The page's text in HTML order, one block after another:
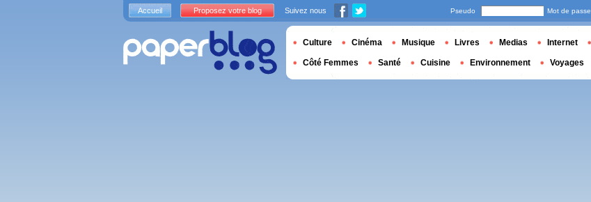
Accueil Proposez votre blog Suivez nous Pseudo Mot de passe
Culture Cinéma Musique Livres Medias Internet
Côté Femmes Santé Cuisine Environnement Voyages